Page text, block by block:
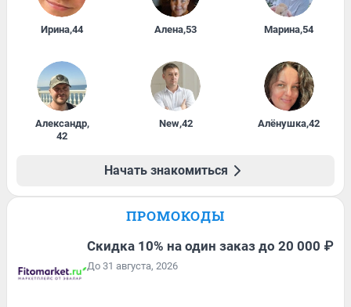
Ирина,44 Алена,53 Марина,54
Александр,
42
New,42 Алёнушка,42
Начать знакомиться
ПРОМОКОДЫ
Скидка 10% на один заказ до 20 000 ₽
До 31 августа, 2026